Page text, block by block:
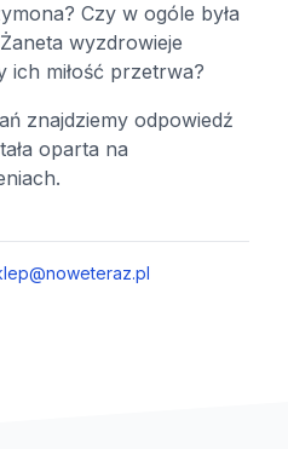
Czy w ogóle była
wyzdrowieje
ich miłość przetrwa?
znajdziemy odpowiedź
oparta na